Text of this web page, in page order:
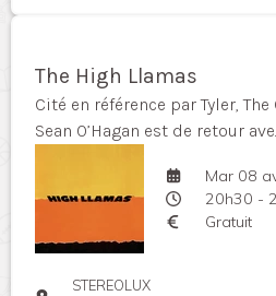
The High Llamas
Cité en référence par Tyler,
Sean O’Hagan est de retour
Mar 08
20h30 -
Gratuit
STEREOLUX